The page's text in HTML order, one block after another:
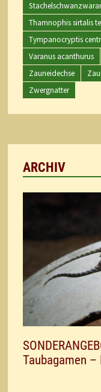
Thamnophis sirtalis
Tympanocryptis
Varanus acanthurus
Zauneidechse
Zwergnatter
ARCHIV
Taubagamen